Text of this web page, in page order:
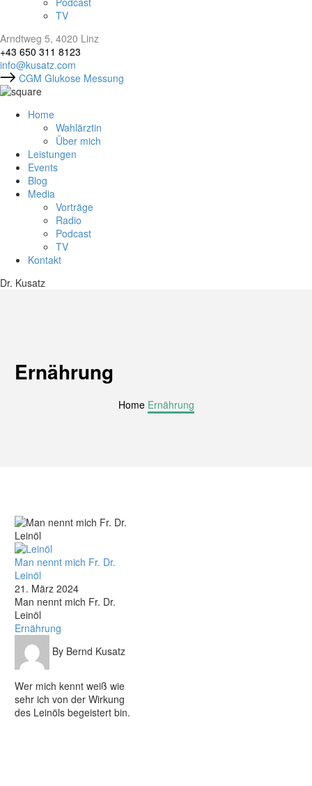
TV
Arndtweg 5, 4020 Linz
+43 650 311 8123
info@kusatz.com
CGM Glukose Messung
Home
Wahlärztin
Über mich
Leistungen
Events
Blog
Media
Vorträge
Radio
Podcast
TV
Kontakt
Dr. Kusatz
Ernährung
Home Ernährung
Man nennt mich Fr. Dr.
Leinöl
21. März 2024
Man nennt mich Fr. Dr.
Leinöl
Ernährung
By Bernd Kusatz
Wer mich kennt weiß wie
sehr ich von der Wirkung
des Leinöls begeistert bin.